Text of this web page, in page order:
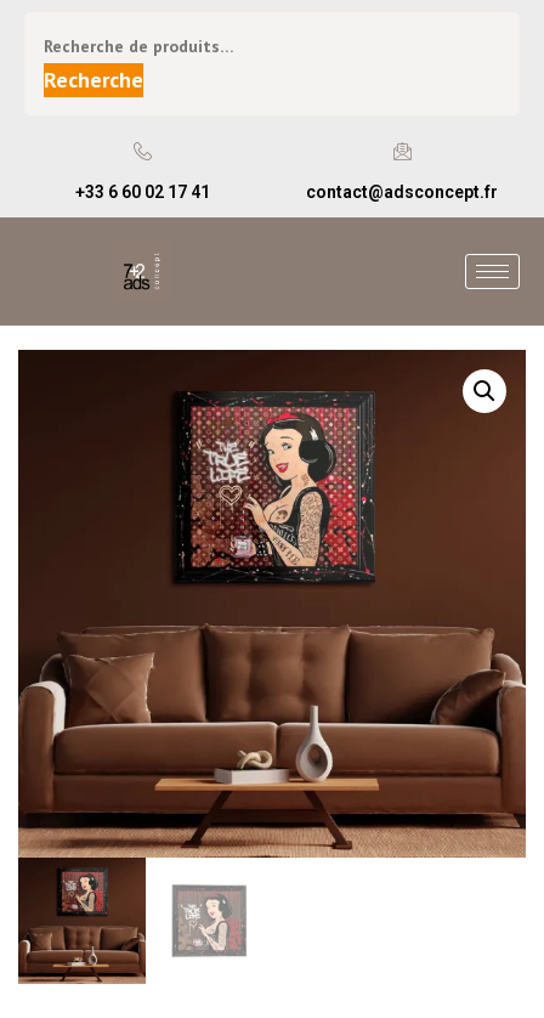
Recherche
+33 6 60 02 17 41 contact@adsconcept.fr